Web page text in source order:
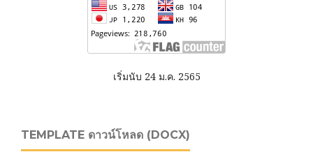
เริ่มนับ 24 ม.ค. 2565
TEMPLATE ดาวน์โหลด (DOCX)